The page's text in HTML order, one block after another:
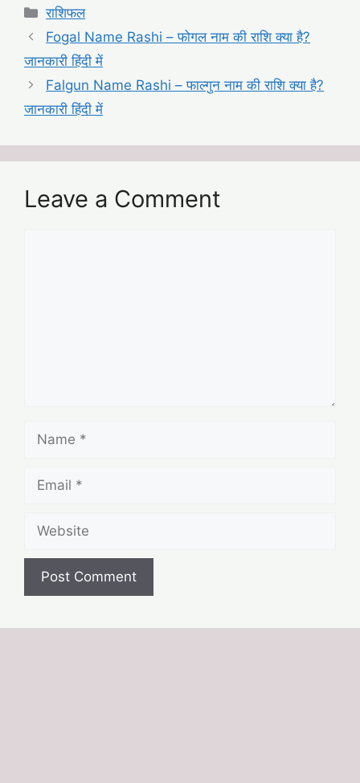
Categories
राशिफल
Fogal Name Rashi – फोगल नाम की राशि क्या है?
जानकारी हिंदी में
Falgun Name Rashi – फाल्गुन नाम की राशि क्या है?
जानकारी हिंदी में
Leave a Comment